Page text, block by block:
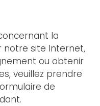
la
notre site Internet,
ou obtenir
veuillez prendre
de